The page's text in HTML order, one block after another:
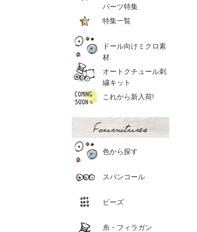
パーツ特集
特集一覧
ドール向けミクロ素
材
オートクチュール刺
繍キット
これから新入荷!
色から探す
スパンコール
ビーズ
糸・フィラガン